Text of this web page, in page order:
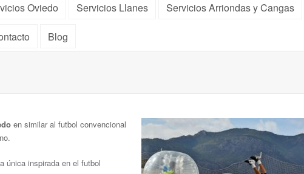
Oviedo Servicios Llanes Servicios Arriondas y Cangas
Blog
en similar al futbol convencional
única inspirada en el futbol